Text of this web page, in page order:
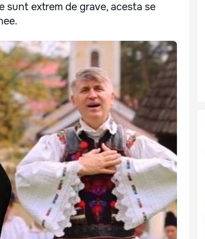
sunt extrem de grave, acesta se